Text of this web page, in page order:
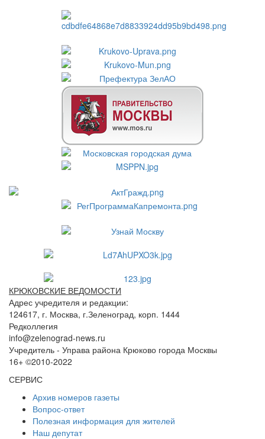
КРЮКОВСКИЕ ВЕДОМОСТИ
Адрес учредителя и редакции:
124617, г. Москва, г.Зеленоград, корп. 1444
Редколлегия
info@zelenograd-news.ru
Учредитель - Управа района Крюково города Москвы
16+ ©2010-2022
СЕРВИС
Архив номеров газеты
Вопрос-ответ
Полезная информация для жителей
Наш депутат